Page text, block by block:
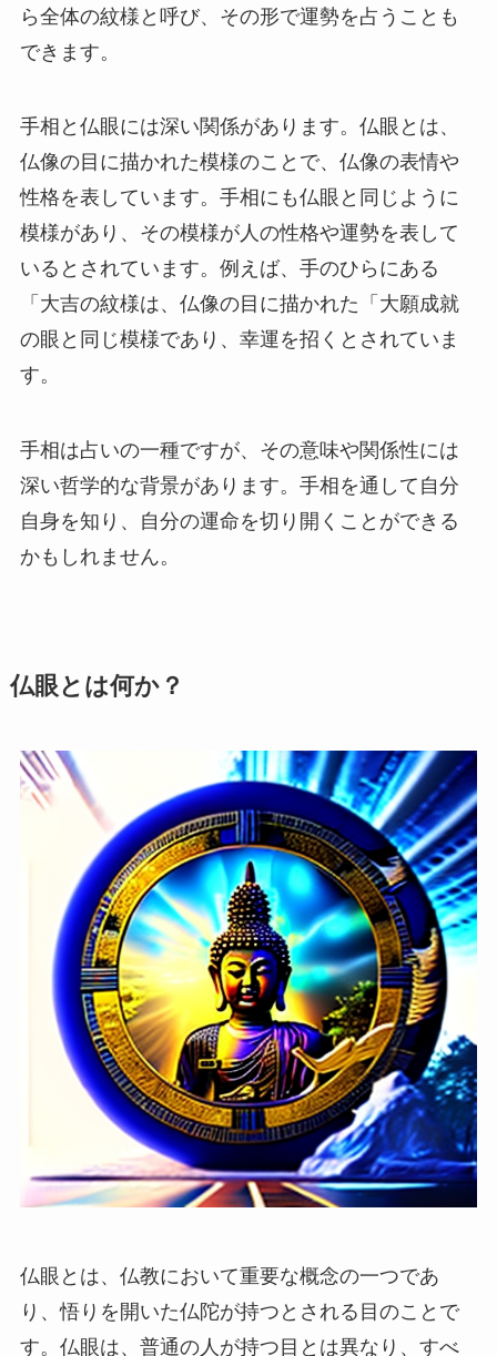
ら全体の紋様と呼び、その形で運勢を占うことも
できます。
手相と仏眼には深い関係があります。仏眼とは、
仏像の目に描かれた模様のことで、仏像の表情や
性格を表しています。手相にも仏眼と同じように
模様があり、その模様が人の性格や運勢を表して
いるとされています。例えば、手のひらにある
「大吉の紋様は、仏像の目に描かれた「大願成就
の眼と同じ模様であり、幸運を招くとされていま
す。
手相は占いの一種ですが、その意味や関係性には
深い哲学的な背景があります。手相を通して自分
自身を知り、自分の運命を切り開くことができる
かもしれません。
仏眼とは何か？
仏眼とは、仏教において重要な概念の一つであ
り、悟りを開いた仏陀が持つとされる目のことで
す。仏眼は、普通の人が持つ目とは異なり、すべ